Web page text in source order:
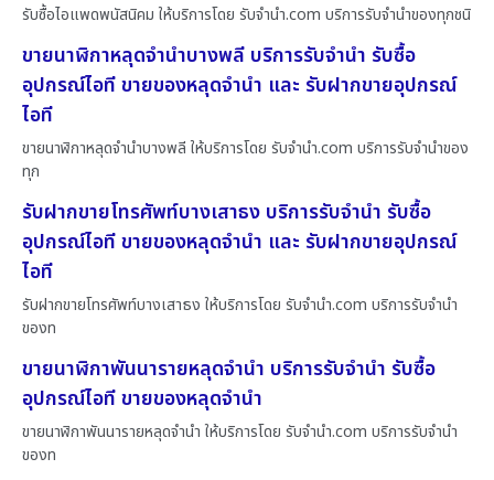
รับซื้อไอแพดพนัสนิคม ให้บริการโดย รับจํานํา.com บริการรับจำนำของทุกชนิ
ขายนาฬิกาหลุดจำนำบางพลี บริการรับจำนำ รับซื้อ
อุปกรณ์ไอที ขายของหลุดจำนำ และ รับฝากขายอุปกรณ์
ไอที
ขายนาฬิกาหลุดจำนำบางพลี ให้บริการโดย รับจํานํา.com บริการรับจำนำของ
ทุก
รับฝากขายโทรศัพท์บางเสาธง บริการรับจำนำ รับซื้อ
อุปกรณ์ไอที ขายของหลุดจำนำ และ รับฝากขายอุปกรณ์
ไอที
รับฝากขายโทรศัพท์บางเสาธง ให้บริการโดย รับจํานํา.com บริการรับจำนำ
ของท
ขายนาฬิกาพันนารายหลุดจำนำ บริการรับจำนำ รับซื้อ
อุปกรณ์ไอที ขายของหลุดจำนำ
ขายนาฬิกาพันนารายหลุดจำนำ ให้บริการโดย รับจํานํา.com บริการรับจำนำ
ของท